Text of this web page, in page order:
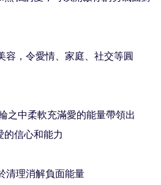
容，令愛情、家庭、社交等圓
之中柔軟充滿愛的能量帶領出
信心和能力
清理消解負面能量